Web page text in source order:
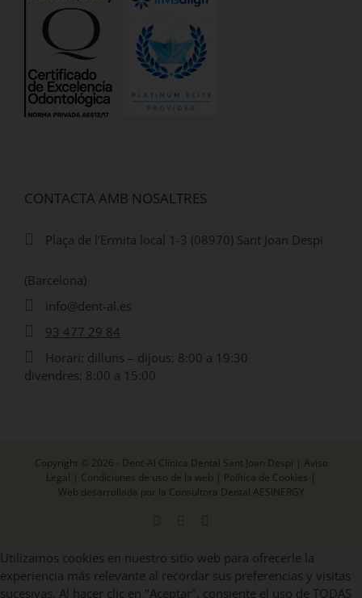
CONTACTA AMB NOSALTRES
Plaça de l’Ermita local 1-3 (08970) Sant Joan Despi
(Barcelona)
info@dent-al.es
93 477 29 84
Horari: dilluns – dijous: 8:00 a 19:30
divendres: 8:00 a 15:00
Copyright © 2026 - Dent-Al Clínica Dental Sant Joan Despí | Aviso
Legal
Condiciones de uso de la web Política de Cookies
Web desarrollada por la Consultora Dental AESINERGY
Utilizamos cookies en nuestro sitio web para ofrecerle la
experiencia más relevante al recordar sus preferencias y visitas
sucesivas. Al hacer clic en "Aceptar", consiente el uso de TODAS